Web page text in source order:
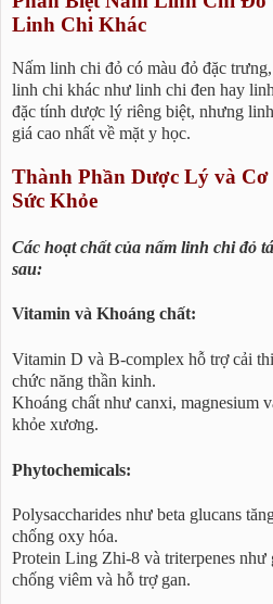
Linh Chi Khác
Nấm linh chi đỏ có màu đỏ đặc
linh chi khác như linh chi đen hay
đặc tính dược lý riêng biệt, nhưng
giá cao nhất về mặt y học.
Thành Phần Dược Lý và Cơ
Sức Khỏe
Các hoạt chất của nấm linh chi đỏ
sau:
Vitamin và Khoáng chất:
Vitamin D và B-complex hỗ trợ cải
chức năng thần kinh.
Khoáng chất như canxi, magnesium
khỏe xương.
Phytochemicals:
Polysaccharides như beta glucans
chống oxy hóa.
Protein Ling Zhi-8 và triterpenes như
chống viêm và hỗ trợ gan.